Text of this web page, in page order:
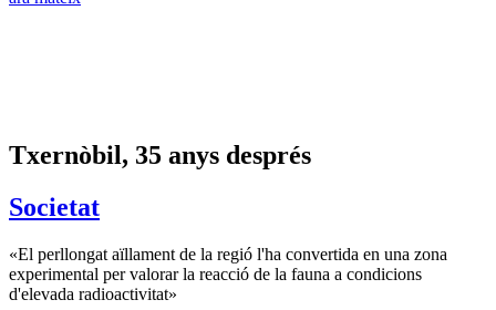
Txernòbil, 35 anys després
Societat
«El perllongat aïllament de la regió l'ha convertida en una zona
experimental per valorar la reacció de la fauna a condicions
d'elevada radioactivitat»